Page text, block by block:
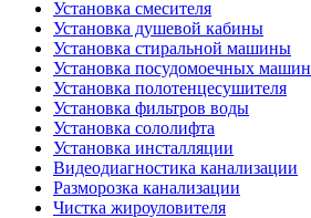
Установка смесителя
Установка душевой кабины
Установка стиральной машины
Установка посудомоечных машин
Установка полотенцесушителя
Установка фильтров воды
Установка сололифта
Установка инсталляции
Видеодиагностика канализации
Разморозка канализации
Чистка жироуловителя